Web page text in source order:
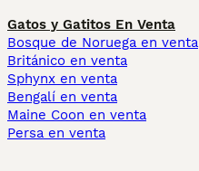
Gatos y Gatitos En Venta
Bosque de Noruega en venta
Británico en venta
Sphynx en venta
Bengalí en venta
Maine Coon en venta
Persa en venta